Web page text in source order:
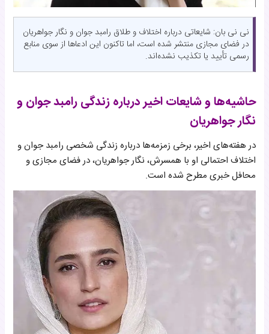
نی نی بان: شایعاتی درباره اختلاف و طلاق رامبد جوان و نگار جواهریان
در فضای مجازی منتشر شده است، اما تاکنون این ادعاها از سوی منابع
رسمی تأیید یا تکذیب نشده‌اند.
حاشیه‌ها و شایعات اخیر درباره زندگی رامبد جوان و
نگار جواهریان
در هفته‌های اخیر، برخی زمزمه‌ها درباره زندگی شخصی رامبد جوان و
اختلاف احتمالی او با همسرش، نگار جواهریان، در فضای مجازی و
محافل خبری مطرح شده است.